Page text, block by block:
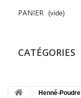
PANIER (vide)
CATÉGORIES
Henné-Poudre